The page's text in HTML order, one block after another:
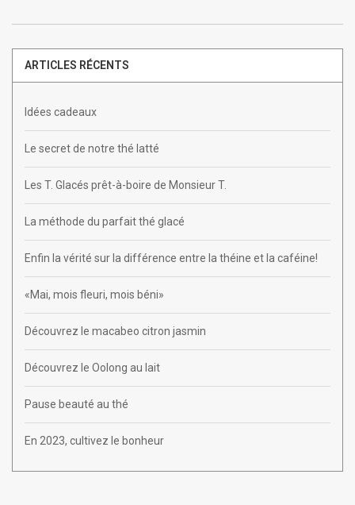
ARTICLES RÉCENTS
Idées cadeaux
Le secret de notre thé latté
Les T. Glacés prêt-à-boire de Monsieur T.
La méthode du parfait thé glacé
Enfin la vérité sur la différence entre la théine et la caféine!
«Mai, mois fleuri, mois béni»
Découvrez le macabeo citron jasmin
Découvrez le Oolong au lait
Pause beauté au thé
En 2023, cultivez le bonheur